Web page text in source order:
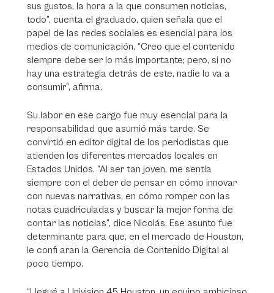
sus gustos, la hora a la que consumen noticias,
todo”, cuenta el graduado, quien señala que el
papel de las redes sociales es esencial para los
medios de comunicación. “Creo que el contenido
siempre debe ser lo más importante; pero, si no
hay una estrategia detrás de este, nadie lo va a
consumir”, afirma.
Su labor en ese cargo fue muy esencial para la
responsabilidad que asumió más tarde. Se
convirtió en editor digital de los periodistas que
atienden los diferentes mercados locales en
Estados Unidos. “Al ser tan joven, me sentía
siempre con el deber de pensar en cómo innovar
con nuevas narrativas, en cómo romper con las
notas cuadriculadas y buscar la mejor forma de
contar las noticias”, dice Nicolás. Ese asunto fue
determinante para que, en el mercado de Houston,
le confi aran la Gerencia de Contenido Digital al
poco tiempo.